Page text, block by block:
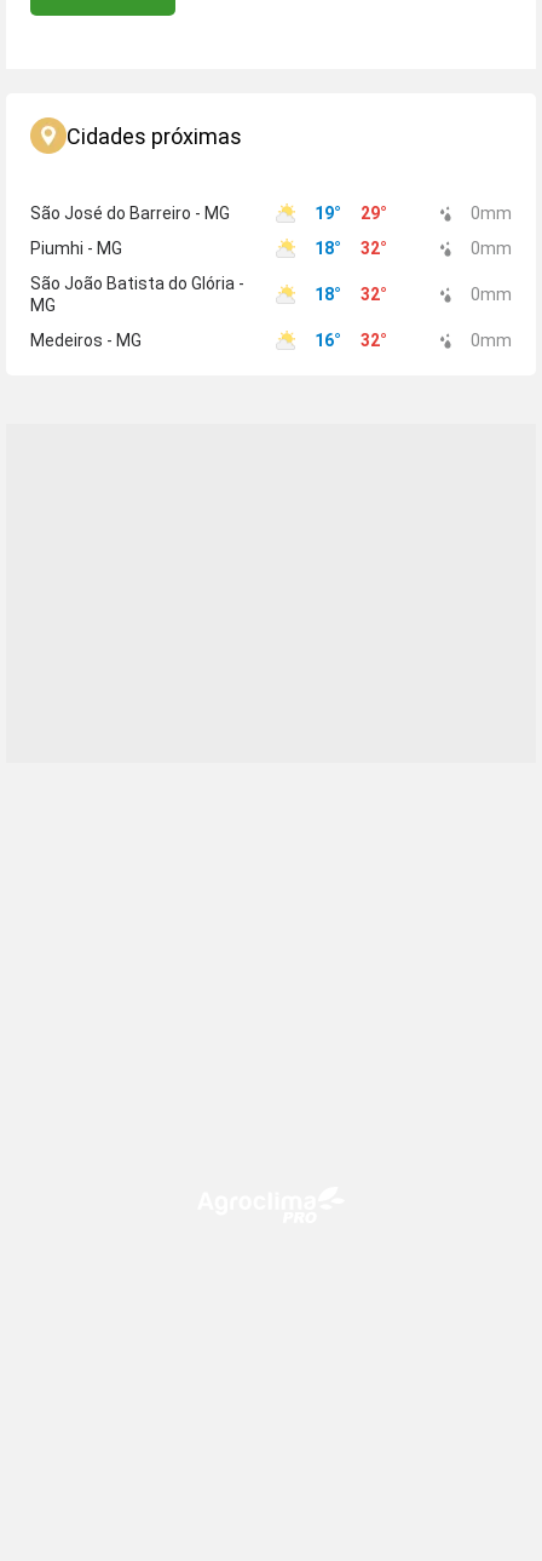
Cidades próximas
São José do Barreiro - MG 19° 29° 0mm
Piumhi - MG
18° 32° 0mm
São João Batista do Glória -
MG
18° 32° 0mm
Medeiros - MG 16° 32° 0mm